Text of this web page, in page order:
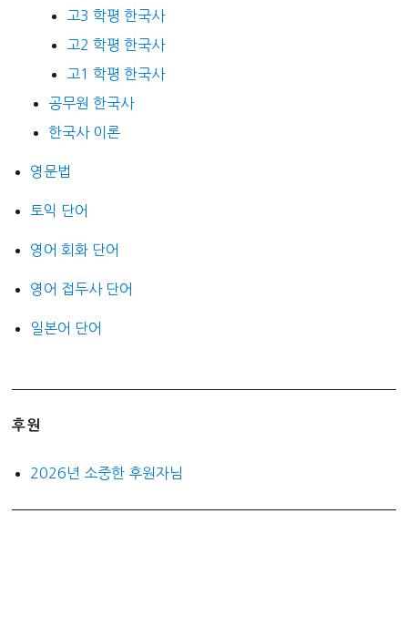
고3 학평 한국사
고2 학평 한국사
고1 학평 한국사
공무원 한국사
한국사 이론
영문법
토익 단어
영어 회화 단어
영어 접두사 단어
일본어 단어
후원
2026년 소중한 후원자님